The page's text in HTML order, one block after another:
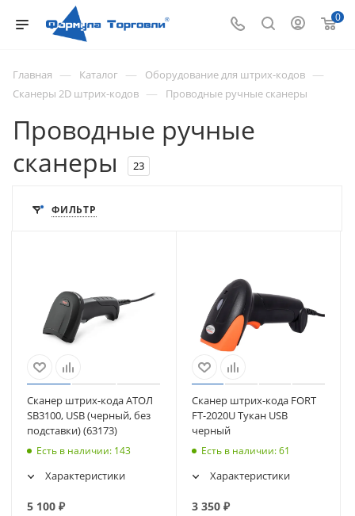
0
Главная — Каталог — Оборудование для штрих-кодов —
Сканеры 2D штрих-кодов — Проводные ручные сканеры
Проводные ручные
сканеры
23
ФИЛЬТР
Сканер штрих-кода АТОЛ
SB3100, USB (черный, без
подставки) (63173)
Есть в наличии: 143
Характеристики
5 100 ₽
Сканер штрих-кода FORT
FT-2020U Тукан USB
черный
Есть в наличии: 61
Характеристики
3 350₽